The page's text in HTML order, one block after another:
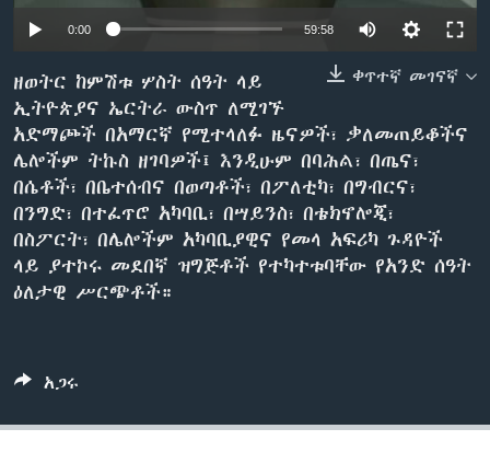
ቋንቋዎች
0:00 59:58
ቀጥተኛ መገናኛ
ዘወትር ከምሽቱ ሦስት ሰዓት ላይ
ኢትዮጵያና ኤርትራ ውስጥ ለሚገኙ
አድማጮች በአማርኛ የሚተላለፉ ዜናዎች፣ ቃለመጠይቆችና
ሌሎችም ትኩስ ዘገባዎች፤ እንዲሁም በባሕል፣ በጤና፣
በሴቶች፣ በቤተሰብና በወጣቶች፣ በፖለቲካ፣ በግብርና፣
በንግድ፣ በተፈጥሮ አካባቢ፣ በሣይንስ፣ በቴክኖሎጂ፣
በስፖርት፣ በሌሎችም አካባቢያዊና የመላ አፍሪካ ጉዳዮች
ላይ ያተኮሩ መደበኛ ዝግጅቶች የተካተቱባቸው የአንድ ሰዓት
ዕለታዊ ሥርጭቶች።
አጋሩ